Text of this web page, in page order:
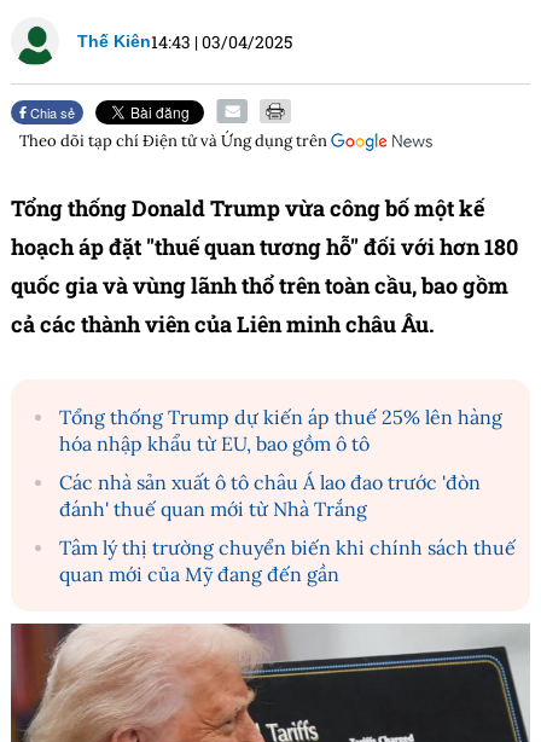
Thế Kiên14:43 |03/04/2025
Chia sẻ
Theo dõi tạp chíĐiện tử và Ứng dụngtrên
Tổng thống Donald Trump vừa công bố một kế
hoạch áp đặt "thuế quan tương hỗ" đối với hơn 180
quốc gia và vùng lãnh thổ trên toàn cầu, bao gồm
cả các thành viên của Liên minh châu Âu.
Tổng thống Trump dự kiến áp thuế 25% lên hàng
hóa nhập khẩu từ EU, bao gồm ô tô
Các nhà sản xuất ô tô châu Á lao đao trước 'đòn
đánh' thuế quan mới từ Nhà Trắng
Tâm lý thị trường chuyển biến khi chính sách thuế
quan mới của Mỹ đang đến gần